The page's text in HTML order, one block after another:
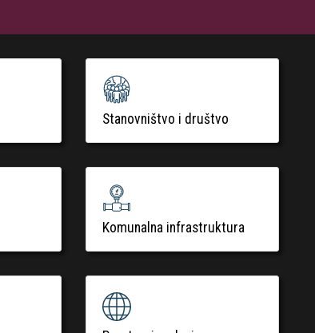
Stanovništvo i društvo
Komunalna infrastruktura